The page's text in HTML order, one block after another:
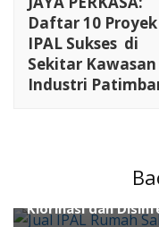
Daftar 10 Proyek
IPAL Sukses di
Sekitar Kawasan
Industri
Waste Water
Klorinasi dan
ahli airBoilercara